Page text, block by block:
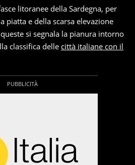
litoranee della Sardegna, per
piatta e della scarsa elevazione
si segnala la pianura intorno
classifica delle città italiane con il